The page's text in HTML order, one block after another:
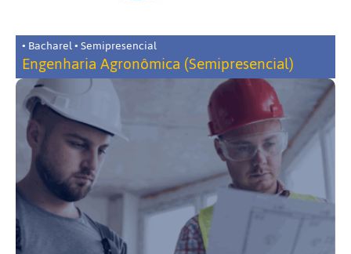
• Bacharel • Semipresencial
Engenharia Agronômica (Semipresencial)